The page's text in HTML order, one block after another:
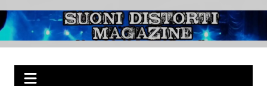
al
contenuto
Suoni Distorti
Magazine
Musica Rock, Metal, Punk e varie sonorità alternative